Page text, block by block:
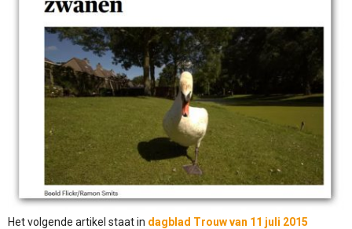
Het volgende artikel staat in dagblad Trouw van 11 juli 2015